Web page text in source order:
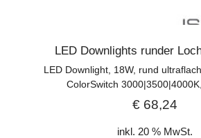
LED Downlights runder
LED Downlight, 18W, rund
ColorSwitch
€ 68,24
inkl. 20 % MwSt.